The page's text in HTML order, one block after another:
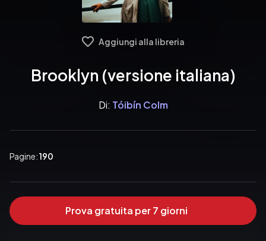
Aggiungi alla libreria
Brooklyn (versione italiana)
Di: Tóibín Colm
Pagine:190
Prova gratuita per 7 giorni